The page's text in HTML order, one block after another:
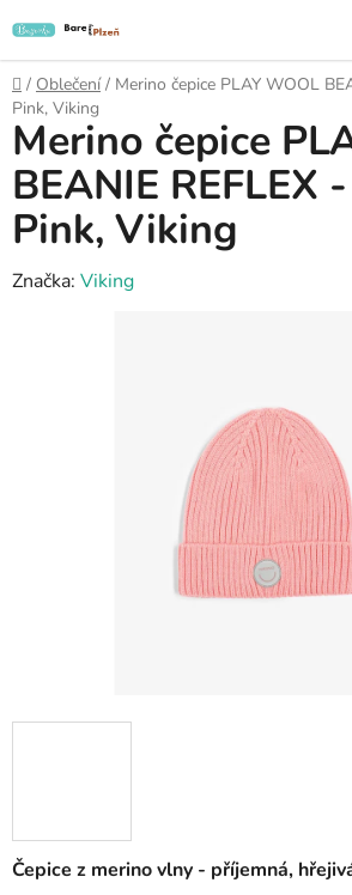
na
obsah
Domů
/ Oblečení / Merino čepice PLAY WOOL
Pink, Viking
Čepice z merino vlny - příjemná,
Merino čepice
BEANIE REFLEX
Pink, Viking
Značka: Viking